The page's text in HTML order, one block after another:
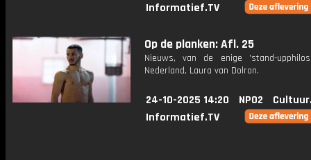
Informatief.TV
Op de planken: Afl. 25
Nieuws, van de enige 'stand-
Nederland, Laura van Dolron.
24-10-2025 14:20 NPO2
Informatief.TV